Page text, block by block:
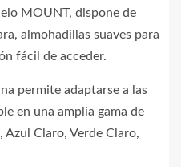
MOUNT, dispone de
almohadillas suaves para
fácil de acceder.
permite adaptarse a las
en una amplia gama de
Claro, Verde Claro,